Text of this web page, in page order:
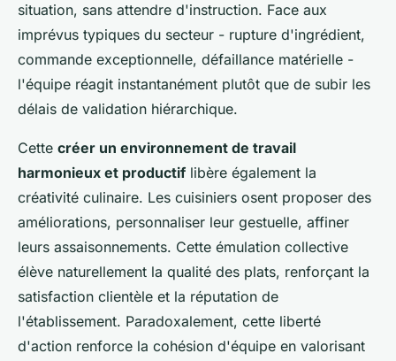
situation, sans attendre d'instruction. Face aux
imprévus typiques du secteur - rupture d'ingrédient,
commande exceptionnelle, défaillance matérielle -
l'équipe réagit instantanément plutôt que de subir les
délais de validation hiérarchique.
Cette créer un environnement de travail
harmonieux et productif libère également la
créativité culinaire. Les cuisiniers osent proposer des
améliorations, personnaliser leur gestuelle, affiner
leurs assaisonnements. Cette émulation collective
élève naturellement la qualité des plats, renforçant la
satisfaction clientèle et la réputation de
l'établissement. Paradoxalement, cette liberté
d'action renforce la cohésion d'équipe en valorisant